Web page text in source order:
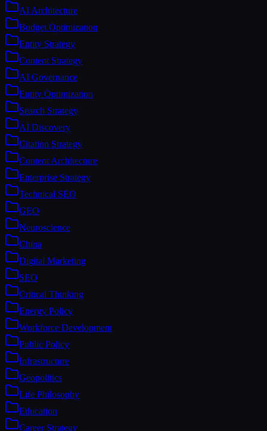
AI Architecture
Budget Optimization
Entity Strategy
Content Strategy
AI Governance
Entity Optimization
Search Strategy
AI Discovery
Citation Strategy
Content Architecture
Enterprise Strategy
Technical SEO
GEO
Neuroscience
China
Digital Marketing
SEO
Critical Thinking
Energy Policy
Workforce Development
Public Policy
Infrastructure
Geopolitics
Life Philosophy
Education
Career Strategy